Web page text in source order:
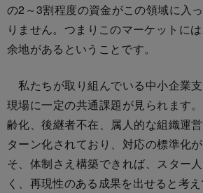
の2～3割程度の資金がこの領域に入
りません。つまりこのマーケットに
余地があるということです。
私たちが取り組んでいる中小企業
現場に一定の共通課題が見られます
齢化、後継者不在、属人的な組織運
ターン化されており、対応の標準化
そ、体制さえ構築できれば、スター
く、再現性のある成果を出せると考え